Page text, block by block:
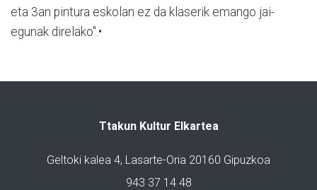
eta 3an pintura eskolan ez da klaserik emango jai-
egunak direlako".•
Ttakun Kultur Elkartea
Geltoki kalea 4, Lasarte-Oria 20160 Gipuzkoa
943 37 14 48